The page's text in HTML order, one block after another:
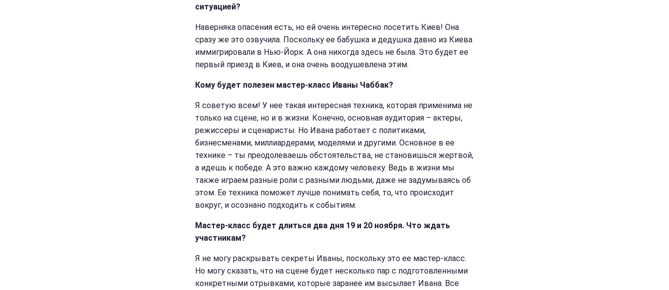
ситуацией?
Наверняка опасения есть, но ей очень интересно посетить Киев! Она
сразу же это озвучила. Поскольку ее бабушка и дедушка давно из Киева
иммигрировали в Нью-Йорк. А она никогда здесь не была. Это будет ее
первый приезд в Киев, и она очень воодушевлена этим.
Кому будет полезен мастер-класс Иваны Чаббак?
Я советую всем! У нее такая интересная техника, которая применима не
только на сцене, но и в жизни. Конечно, основная аудитория – актеры,
режиссеры и сценаристы. Но Ивана работает с политиками,
бизнесменами, миллиардерами, моделями и другими. Основное в ее
технике – ты преодолеваешь обстоятельства, не становишься жертвой,
а идешь к победе. А это важно каждому человеку. Ведь в жизни мы
также играем разные роли с разными людьми, даже не задумываясь об
этом. Ее техника поможет лучше понимать себя, то, что происходит
вокруг, и осознано подходить к событиям.
Мастер-класс будет длиться два дня 19 и 20 ноября. Что ждать
участникам?
Я не могу раскрывать секреты Иваны, поскольку это ее мастер-класс.
Но могу сказать, что на сцене будет несколько пар с подготовленными
конкретными отрывками, которые заранее им высылает Ивана. Все